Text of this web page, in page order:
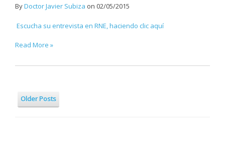
ByDoctor Javier Subiza on 02/05/2015
Escucha su entrevista en RNE, haciendo clic aquí
Read More »
Older Posts